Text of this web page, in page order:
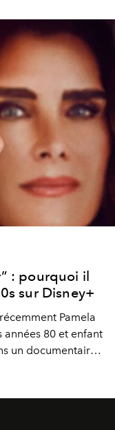
: pourquoi il
sur Disney+
Pamela
80 et enfant
un documentaire
baptisé “Brooke